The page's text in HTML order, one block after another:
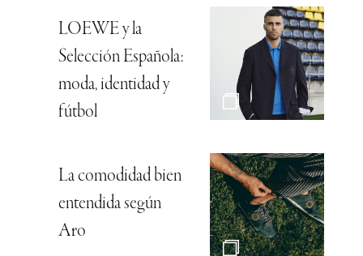
LOEWE y la
Selección Española:
moda, identidad y
fútbol
La comodidad bien
entendida según
Aro